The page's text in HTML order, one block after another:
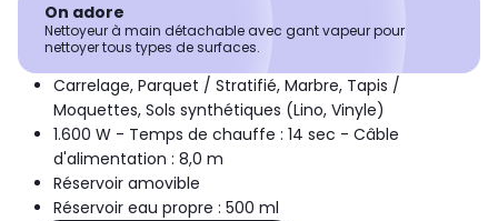
On adore
Nettoyeur à main détachable avec gant vapeur pour
nettoyer tous types de surfaces.
Carrelage, Parquet / Stratifié, Marbre, Tapis /
Moquettes, Sols synthétiques (Lino, Vinyle)
1.600 W - Temps de chauffe : 14 sec - Câble
d'alimentation : 8,0 m
Réservoir amovible
Réservoir eau propre : 500 ml